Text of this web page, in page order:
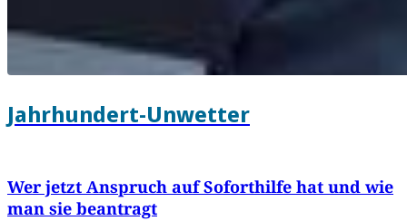
Jahrhundert-Unwetter
Wer jetzt Anspruch auf Soforthilfe hat und wie
man sie beantragt